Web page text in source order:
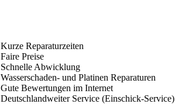
Kurze Reparaturzeiten
Faire Preise
Schnelle Abwicklung
Wasserschaden- und Platinen Reparaturen
Gute Bewertungen im Internet
Deutschlandweiter Service (Einschick-Service)